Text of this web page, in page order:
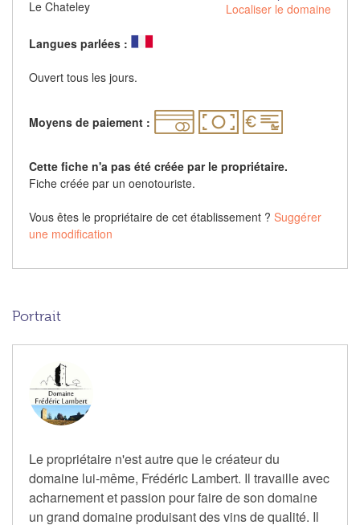
Le Chateley Localiser le domaine
Langues parlées :
Ouvert tous les jours.
Moyens de paiement :
Cette fiche n'a pas été créée par le propriétaire.
Fiche créée par un oenotouriste.
Vous êtes le propriétaire de cet établissement ? Suggérer
une modification
Portrait
Le propriétaire n'est autre que le créateur du
domaine lui-même, Frédéric Lambert. Il travaille avec
acharnement et passion pour faire de son domaine
un grand domaine produisant des vins de qualité. Il